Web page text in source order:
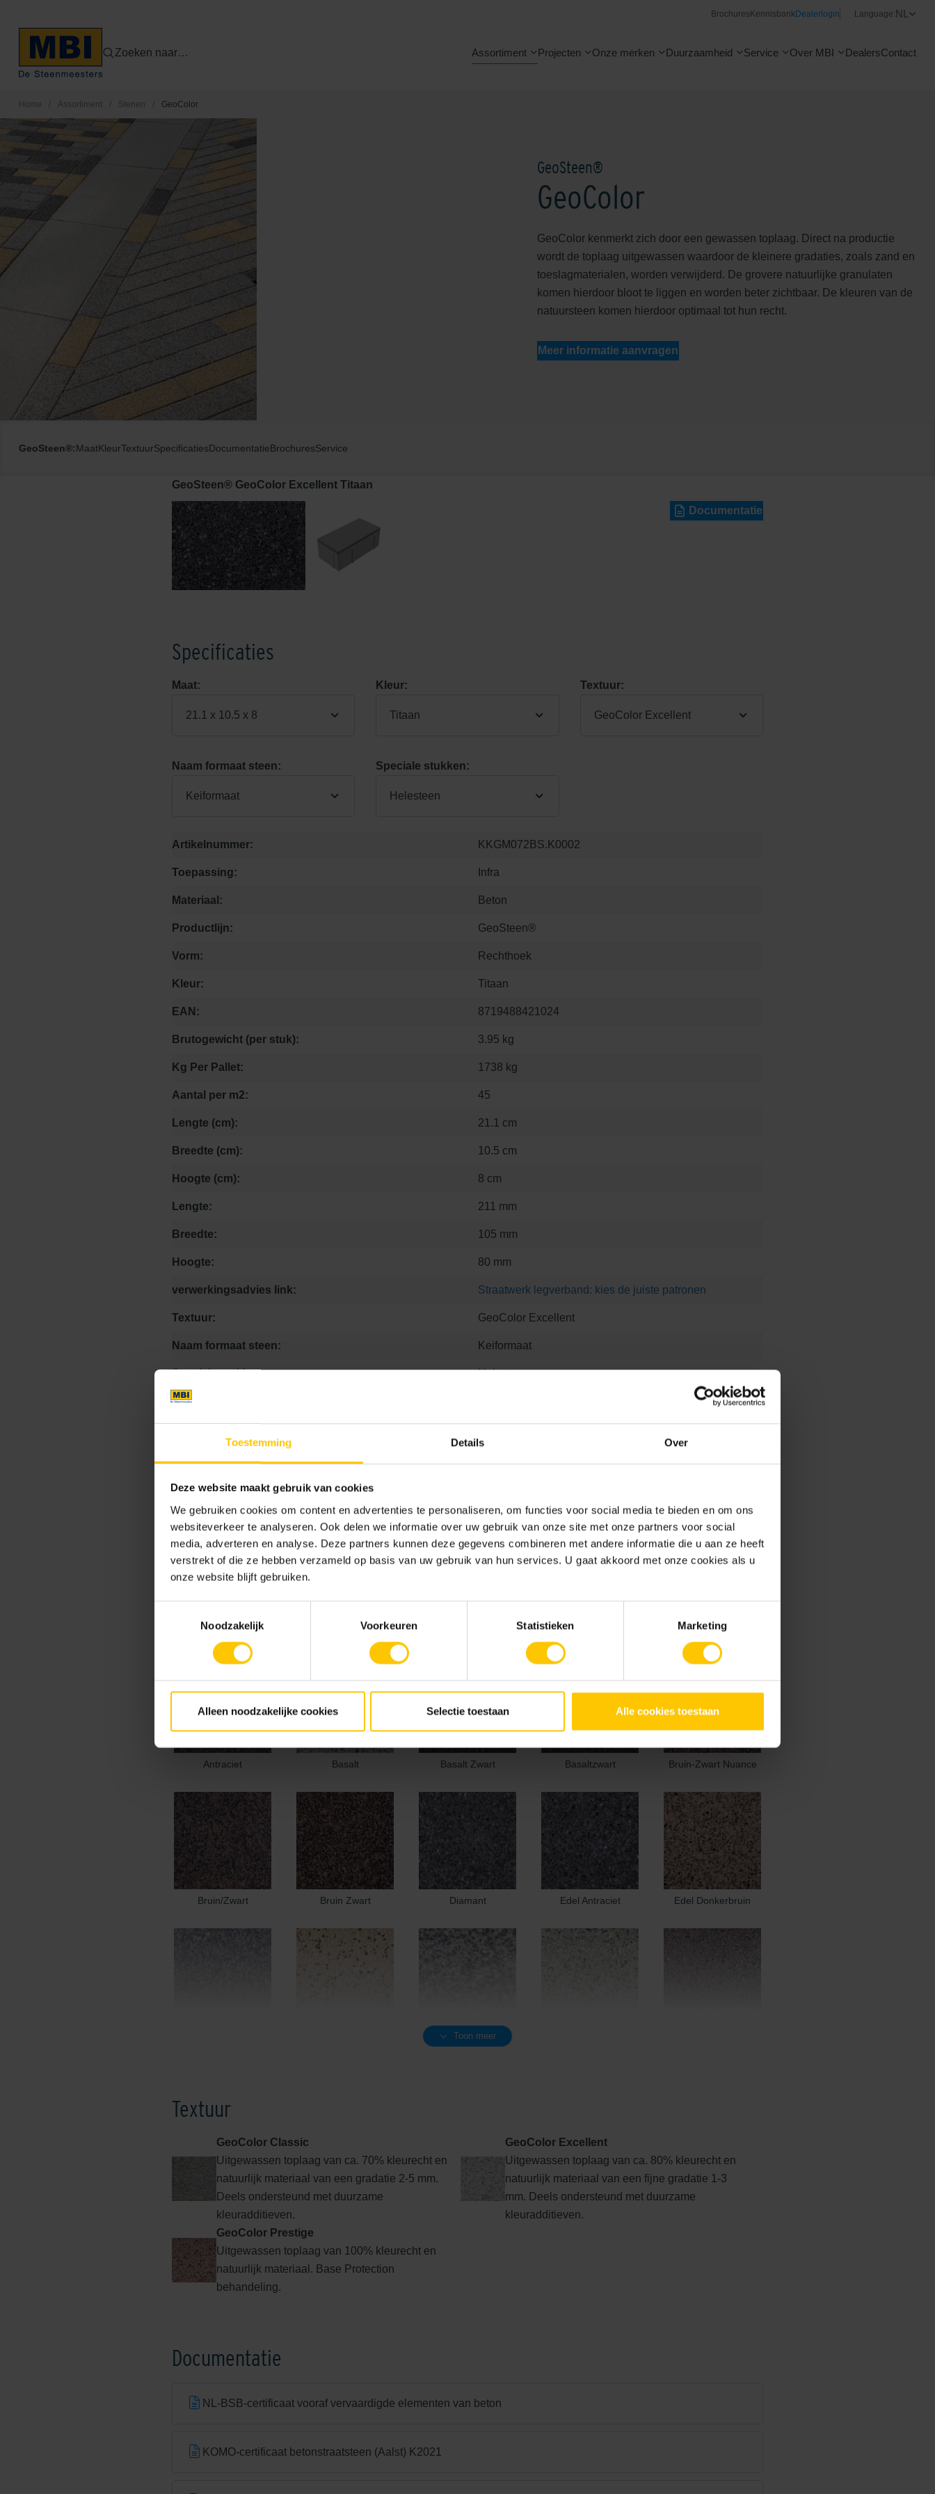
Toestemming Details Over
Deze website maakt gebruik van cookies
We gebruiken cookies om content en advertenties te personaliseren, om functies voor social media te bieden en om ons
websiteverkeer te analyseren. Ook delen we informatie over uw gebruik van onze site met onze partners voor social
media, adverteren en analyse. Deze partners kunnen deze gegevens combineren met andere informatie die u aan ze heeft
verstrekt of die ze hebben verzameld op basis van uw gebruik van hun services. U gaat akkoord met onze cookies als u
onze website blijft gebruiken.
Noodzakelijk
Voorkeuren Statistieken Marketing
Alleen noodzakelijke cookies Selectie toestaan Alle cookies toestaan
Brochures KennisbankDealerlogin Language:NL
Zoeken naar… Assortiment Projecten Onze merken Duurzaamheid Service Over MBI DealersContact
Home / Assortiment / Stenen / GeoColor
GeoSteen®
GeoColor
GeoColor kenmerkt zich door een gewassen toplaag. Direct na productie
wordt de toplaag uitgewassen waardoor de kleinere gradaties, zoals zand en
toeslagmaterialen, worden verwijderd. De grovere natuurlijke granulaten
komen hierdoor bloot te liggen en worden beter zichtbaar. De kleuren van de
natuursteen komen hierdoor optimaal tot hun recht.
Meer informatie aanvragen
GeoSteen®:MaatKleurTextuurSpecificatiesDocumentatieBrochuresService
GeoSteen® GeoColor Excellent Titaan
Documentatie
Specificaties
Maat:
21.1 x 10.5 x 8
Kleur:
Titaan
Textuur:
GeoColor Excellent
Naam formaat steen:
Keiformaat
Speciale stukken:
Helesteen
Artikelnummer: KKGM072BS.K0002
Toepassing: Infra
Materiaal: Beton
Productlijn: GeoSteen®
Vorm: Rechthoek
Kleur: Titaan
EAN: 8719488421024
Brutogewicht (per stuk): 3.95 kg
Kg Per Pallet: 1738 kg
Aantal per m2: 45
Lengte (cm): 21.1 cm
Breedte (cm): 10.5 cm
Hoogte (cm): 8 cm
Lengte: 211 mm
Breedte: 105 mm
Hoogte: 80 mm
verwerkingsadvies link: Straatwerk legverband: kies de juiste patronen
Textuur: GeoColor Excellent
Naam formaat steen: Keiformaat
Speciale stukken: Helesteen
Kleurcode:
Maat
0 x 0 x 8 10.5 x 10.5 x 8 21.1 x 6.8 x 8 21.1 x 10.5 x 8 21.1 x 21.1 x 8
Standaard kleuren
Antraciet Basalt Basalt Zwart Basaltzwart Bruin-Zwart Nuance
Bruin/Zwart Bruin Zwart Diamant Edel Antraciet Edel Donkerbruin
Edel Grijs
Edel Rood Edel Rood-Bruin Edelantraciet Edelbasaltzwart Edelblauw
Edelhelderwit Edelrood Edelroodbruin
Toon meer
Textuur
GeoColor Classic
Uitgewassen toplaag van ca. 70% kleurecht en
natuurlijk materiaal van een gradatie 2-5 mm.
Deels ondersteund met duurzame
kleuradditieven.
GeoColor Excellent
Uitgewassen toplaag van ca. 80% kleurecht en
natuurlijk materiaal van een fijne gradatie 1-3
mm. Deels ondersteund met duurzame
kleuradditieven.
GeoColor Prestige
Uitgewassen toplaag van 100% kleurecht en
natuurlijk materiaal. Base Protection
behandeling.
Documentatie
NL-BSB-certificaat vooraf vervaardigde elementen van beton
KOMO-certificaat betonstraatsteen (Aalst) K2021